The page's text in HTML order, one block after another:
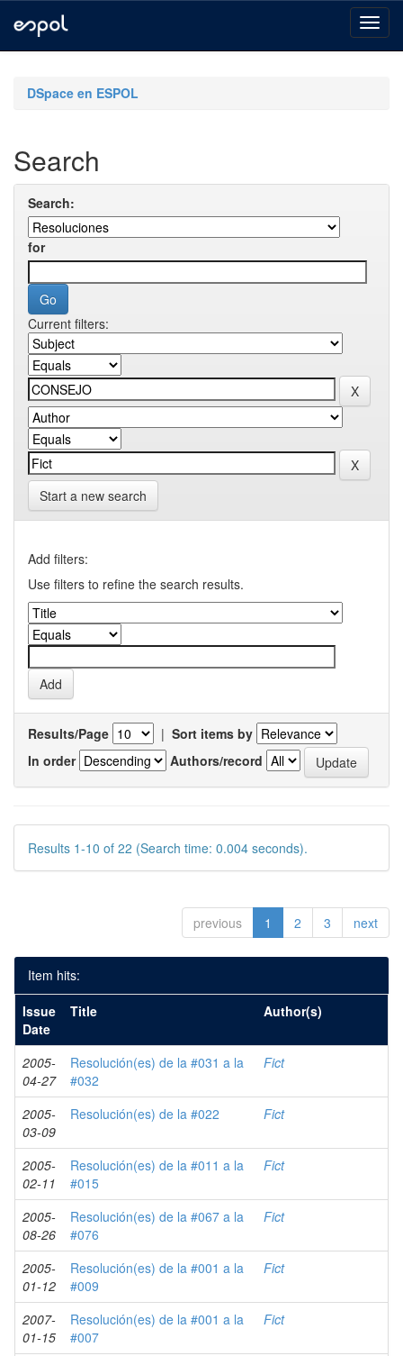
navigationDSpace en ESPOL
Search
Search:
for
Current filters:
Start a new search
Add filters:
Use filters to refine the search results.
Results/Page | Sort items by
In order
Authors/record
Results 1-10 of 22 (Search time: 0.004 seconds).
previous 1 2 3 next
Item hits:
Issue
Date
Title Author(s)
2005-
04-27
Resolución(es) de la #031 a la
#032
Fict
2005-
03-09
Resolución(es) de la #022 Fict
2005-
02-11
Resolución(es) de la #011 a la
#015
Fict
2005-
08-26
Resolución(es) de la #067 a la
#076
Fict
2005-
01-12
Resolución(es) de la #001 a la
#009
Fict
2007-
01-15
Resolución(es) de la #001 a la
#007
Fict